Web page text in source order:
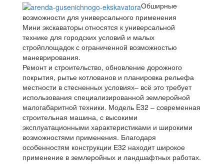
Обширные
возможности для универсального применения
Мини экскаваторы относятся к универсальной
технике для городских условий и малых
стройплощадок с ограниченной возможностью
маневрирования.
Ремонт и строительство, обновление дорожного
покрытия, рытье котлованов и планировка рельефа
местности в стесненных условиях– всё это требует
использования специализированной землеройной
малогабаритной техники. Модель E32 – современная
строительная машина, с высокими
эксплуатационными характеристиками и широкими
возможностями применения. Благодаря
особенностям конструкции Е32 находит широкое
применение в землеройных и ландшафтных работах.